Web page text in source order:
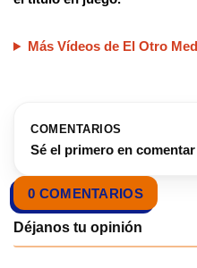
Más Vídeos de El Otro
COMENTARIOS
Sé el primero en comentar
0 COMENTARIOS